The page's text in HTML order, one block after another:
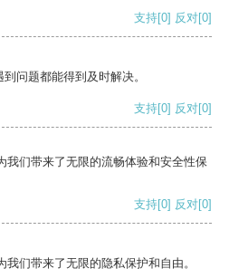
支持[0] 反对[0]
问题都能得到及时解决。
支持[0] 反对[0]
我们带来了无限的流畅体验和安全性保
支持[0] 反对[0]
们带来了无限的隐私保护和自由。